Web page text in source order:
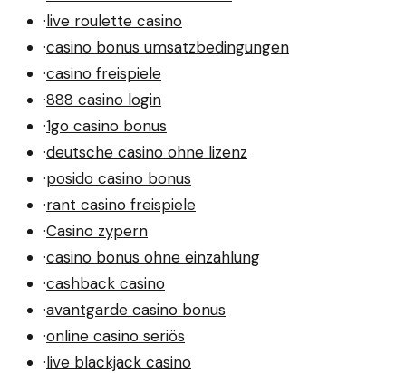
·live roulette casino
·casino bonus umsatzbedingungen
·casino freispiele
·888 casino login
·1go casino bonus
·deutsche casino ohne lizenz
·posido casino bonus
·rant casino freispiele
·Casino zypern
·casino bonus ohne einzahlung
·cashback casino
·avantgarde casino bonus
·online casino seriös
·live blackjack casino